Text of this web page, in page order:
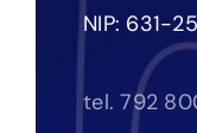
NIP: 631-
tel. 792